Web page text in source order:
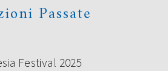
Passate
Festival 2025